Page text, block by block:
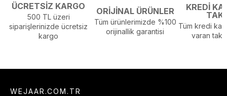
ÜCRETSİZ KARGO
500 TL üzeri
siparişlerinizde ücretsiz
kargo
ORİJİNAL ÜRÜNLER
Tüm ürünlerimizde %100
orijinallik garantisi
KREDİ
Tüm kredi
varan
WEJAAR.COM.TR